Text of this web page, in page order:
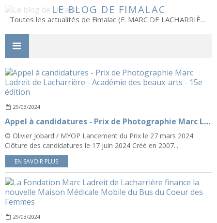
LE BLOG DE FIMALAC
Toutes les actualités de Fimalac (F. MARC DE LACHARRIÈRE)
29/03/2024
Appel à candidatures - Prix de Photographie Marc Ladreit de Lacharrière - Académie des beaux-arts - 15e édition
© Olivier Jobard / MYOP Lancement du Prix le 27 mars 2024
Clôture des candidatures le 17 juin 2024 Créé en 2007...
EN SAVOIR PLUS
29/03/2024